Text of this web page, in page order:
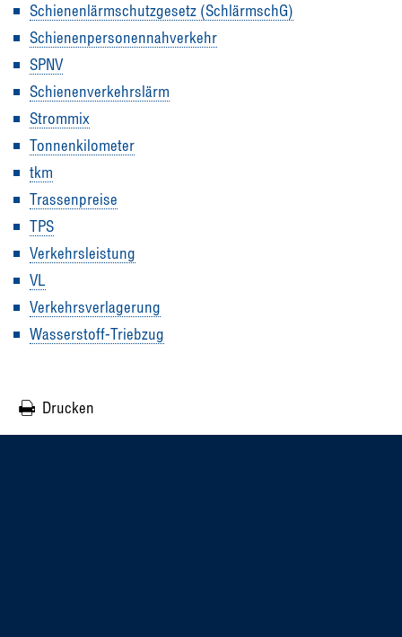
Schienenlärmschutzgesetz (SchlärmschG)
Schienenpersonennahverkehr
SPNV
Schienenverkehrslärm
Strommix
Tonnenkilometer
tkm
Trassenpreise
TPS
Verkehrsleistung
VL
Verkehrsverlagerung
Wasserstoff-Triebzug
Drucken